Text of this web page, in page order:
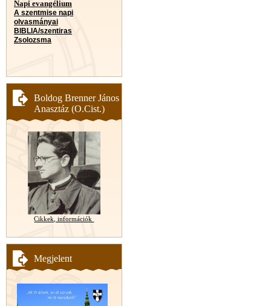
Napi evangélium
A szentmise napi
olvasmányai
BIBLIA/szentiras
Zsolozsma
Boldog Brenner János
Anasztáz (O.Cist.)
Cikkek, információk
Megjelent